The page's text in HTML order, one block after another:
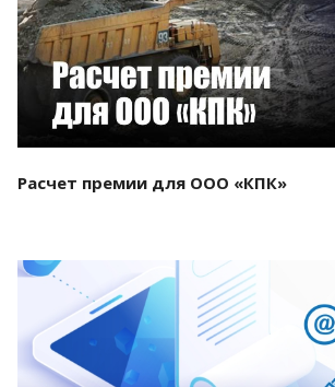
Расчет премии для ООО «КПК»